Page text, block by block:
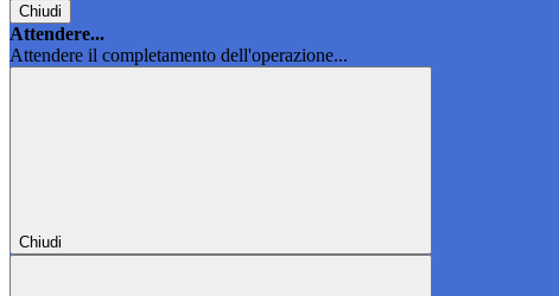
Chiudi
Attendere...
Attendere il completamento dell'operazione...
Chiudi